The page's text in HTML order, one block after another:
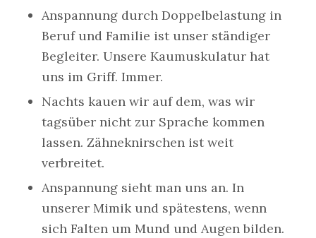
Anspannung durch Doppelbelastung in
Beruf und Familie ist unser ständiger
Begleiter. Unsere Kaumuskulatur hat
uns im Griff. Immer.
Nachts kauen wir auf dem, was wir
tagsüber nicht zur Sprache kommen
lassen. Zähneknirschen ist weit
verbreitet.
Anspannung sieht man uns an. In
unserer Mimik und spätestens, wenn
sich Falten um Mund und Augen bilden.